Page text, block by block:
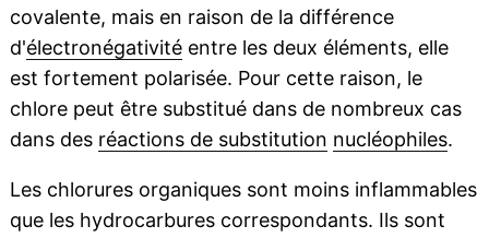
covalente, mais en raison de la différence
d'électronégativitéentre les deux éléments, elle
est fortement polarisée. Pour cette raison, le
chlore peut être substitué dans de nombreux cas
dans des réactions de substitution nucléophiles.
Les chlorures organiques sont moins inflammables
que les hydrocarbures correspondants. Ils sont